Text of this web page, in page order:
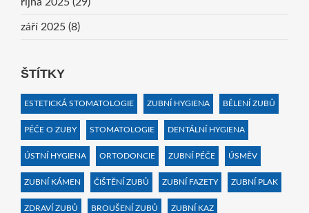
září 2025 (8)
ŠTÍTKY
ESTETICKÁ STOMATOLOGIE ZUBNÍ HYGIENA BĚLENÍ ZUBŮ
PÉČE O ZUBY STOMATOLOGIE DENTÁLNÍ HYGIENA
ÚSTNÍ HYGIENA ORTODONCIE ZUBNÍ PÉČE ÚSMĚV
ZUBNÍ KÁMEN ČIŠTĚNÍ ZUBŮ ZUBNÍ FAZETY ZUBNÍ PLAK
ZDRAVÍ ZUBŮ BROUŠENÍ ZUBŮ ZUBNÍ KAZ